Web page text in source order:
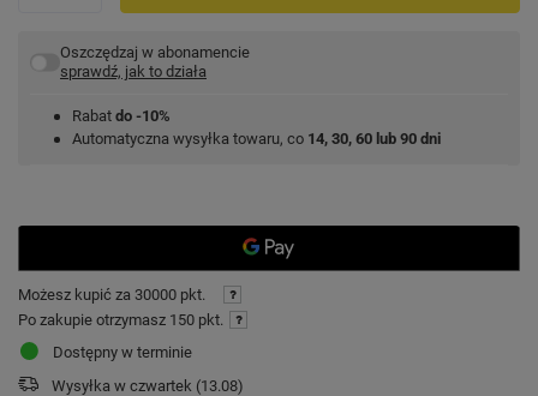
Oszczędzaj w abonamencie
sprawdź, jak to działa
Rabat do -10%
Automatyczna wysyłka towaru, co 14, 30, 60 lub 90 dni
Możesz kupić za 30000 pkt.
Po zakupie otrzymasz 150 pkt.
Dostępny w terminie
Wysyłka w czwartek (13.08)